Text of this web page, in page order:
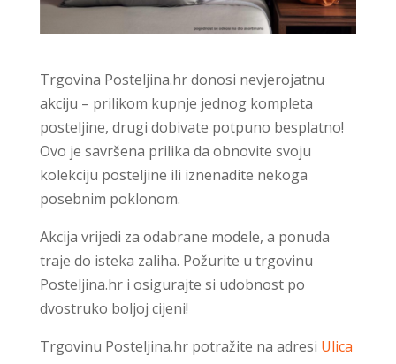
Trgovina Posteljina.hr donosi nevjerojatnu
akciju – prilikom kupnje jednog kompleta
posteljine, drugi dobivate potpuno besplatno!
Ovo je savršena prilika da obnovite svoju
kolekciju posteljine ili iznenadite nekoga
posebnim poklonom.
Akcija vrijedi za odabrane modele, a ponuda
traje do isteka zaliha. Požurite u trgovinu
Posteljina.hr i osigurajte si udobnost po
dvostruko boljoj cijeni!
Trgovinu Posteljina.hr potražite na adresi Ulica